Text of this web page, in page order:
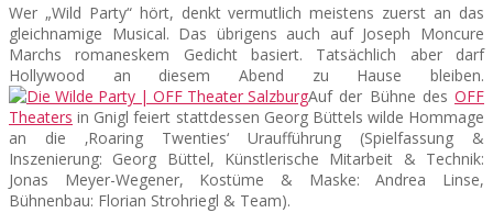
Wer „Wild Party“ hört, denkt vermutlich meistens zuerst an das
gleichnamige Musical. Das übrigens auch auf Joseph Moncure
Marchs romaneskem Gedicht basiert. Tatsächlich aber darf
Hollywood an diesem Abend zu Hause bleiben.
Auf der Bühne des OFF
Theaters in Gnigl feiert stattdessen Georg Büttels wilde Hommage
an die ‚Roaring Twenties‘ Uraufführung (Spielfassung &
Inszenierung: Georg Büttel, Künstlerische Mitarbeit & Technik:
Jonas Meyer-Wegener, Kostüme & Maske: Andrea Linse,
Bühnenbau: Florian Strohriegl & Team).